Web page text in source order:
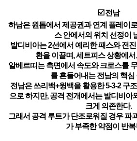
☑️ 전남
하남은 원톱에서 제공권과 연계 플레이
스 안에서의 위치 선정이
발디비아는 2선에서 예리한 패스와 전
환을 이끌며, 세트피스 상황에
알베르띠는 측면에서 속도와 크로스를
를 흔들어내는 전남의 핵심
전남은 쓰리백+윙백을 활용한 5-3-2 구
으로 하지만, 공격 전개에서는 발디비아
크게 의존한다.
그래서 공격 루트가 단조로워질 경우 파
가 부족한 약점이 반복